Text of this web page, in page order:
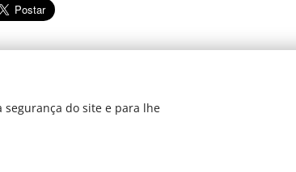
do site e para lhe